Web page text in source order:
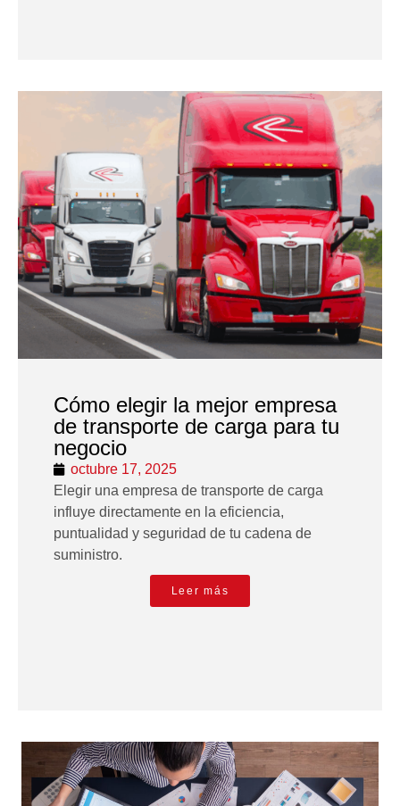
Cómo elegir la mejor empresa
de transporte de carga para tu
negocio
octubre 17, 2025
Elegir una empresa de transporte de carga
influye directamente en la eficiencia,
puntualidad y seguridad de tu cadena de
suministro.
Leer más